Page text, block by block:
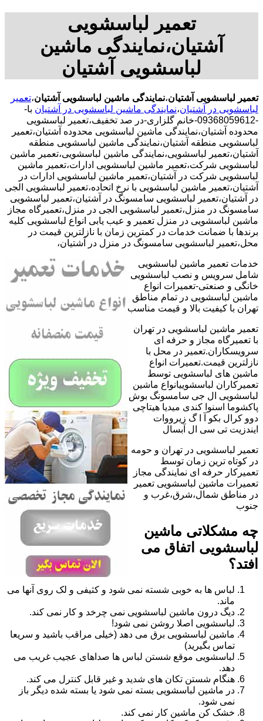
تعمیر لباسشویی
آشتیان،نمایندگی ماشین
لباسشویی آشتیان
تعمیر لباسشویی آشتیان،نمایندگی ماشین لباسشویی آشتیان،تعمیر
لباسشویی در آشتیان،نمایندگی ماشین لباسشویی در آشتیان با-
-09368059612-خانم گلزاری-در صد تخفیف،تعمیر لباسشویی
محدوده آشتیان،نمایندگی ماشین لباسشویی محدوده آشتیان،تعمیر
لباسشویی منطقه آشتیان،نمایندگی ماشین لباسشویی منطقه
آشتیان،تعمیر لباسشویی،نمایندگی ماشین لباسشویی،تعمیر ماشین
لباسشویی شرکت،تعمیر ماشین لباسشویی ادارات،تعمیر ماشین
لباسشویی شرکت در آشتیان،تعمیر ماشین لباسشویی ادارات در
آشتیان،تعمیر ماشین لباسشویی با نرخ اتحاده،تعمیر لباسشویی الجی
در آشتیان،تعمیر لباسشویی سامسونگ در آشتیان،تعمیر لباسشویی
سامسونگ در منزل،تعمیر لباسشویی الجی در منزل،تعمیرگاه مجاز
ماشین لباسشویی در منزل تعمیر و عیب یابی انواع لباسشویی کلیه
برندها با ضمانت خدمات در کمترین زمان با نازلترین قیمت در
محل،تعمیر لباسشویی سامسونگ در منزل در آشتیان،
خدمات تعمیر ماشین لباسشویی
شامل سرویس و نصب لباسشویی
خانگی و صنعتی-تعمیرات انواع
ماشین لباسشویی در تمام مناطق
تهران با کیفیت بالا و قیمت مناسب
تعمیر ماشین لباسشویی در تهران
با تعمیرگاه مجاز و حرفه ای
سرویسکاران.تعمیر در محل با
نازلترین قیمت.تعمیرات انواع
ماشین های لباسشویی توسط
تعمیرکاران لباسشوییانواع ماشین
لباسشویی ال جی سامسونگ بوش
پاکشوما اسنوا کندی میدیا هیتاچی
دوو کرال بکو آ ا گ زیرووات
ایندزیت تی سی ال آبسال
تعمیر لباسشویی در تهران و حومه
در کوتاه ترین زمان توسط
تعمیرکار حرفه ای نمایندگی مجاز
تعمیرات ماشین لباسشویی تعمیر
در مناطق شمال،شرق،غرب و
جنوب
چه مشکلاتی ماشین
لباسشویی اتفاق می
افتد؟
لباس ها به خوبی شسته نمی شود و کثیفی و لک روی آنها می
ماند.
دیگ درون ماشین لباسشویی نمی چرخد و کار نمی کند.
لباسشویی اصلا روشن نمی شود!
ماشین لباسشویی برق می دهد (خیلی مراقب باشید و سریعا
تماس بگیرید)
لباسشویی موقع شستن لباس ها صداهای عجیب غریب می
دهد.
هنگام شستن تکان های شدید و غیر قابل کنترل می کند.
در ماشین لباسشویی بسته نمی شود یا بسته شده دیگر باز
نمی شود.
خشک کن ماشین کار نمی کند.